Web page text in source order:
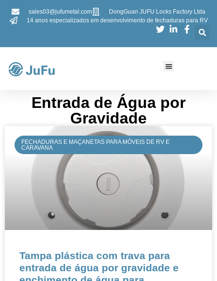
sales03@jufumetal.com
DongGuan JUFU Locks Factory Ltda
14 anos especializados em desenvolvimento de fechaduras para RV
​​Entrada de Água por
Gravidade​​
FECHADURAS E MAÇANETAS PARA MÓVEIS DE RV E
CARAVANA
Tampa plástica com trava para
entrada de água por gravidade e